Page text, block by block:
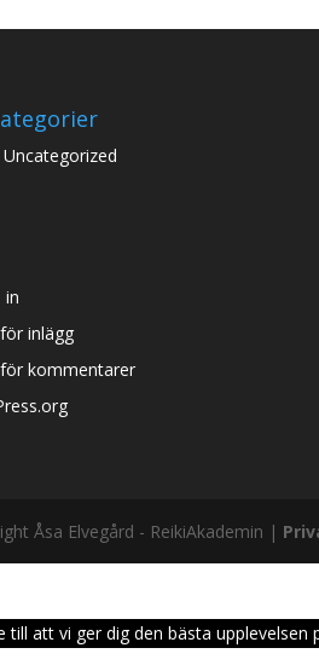
Uncategorized
in
inlägg
kommentarer
Åsa Elvegård - ReikiAkademin |
till att vi ger dig den bästa